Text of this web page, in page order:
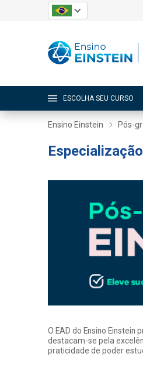
ESCOLHA SEU CURSO
Ensino Einstein Pós-
O EAD do Ensino
destacam-se pela
praticidade de poder